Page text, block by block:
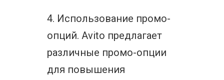
4. Использование промо-
опций. Avito предлагает
различные промо-опции
для повышения